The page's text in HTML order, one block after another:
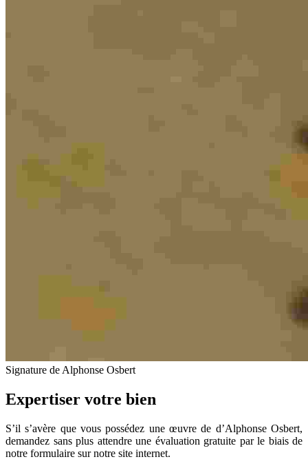
Signature de Alphonse Osbert
Expertiser votre bien
S’il s’avère que vous possédez une œuvre de d’Alphonse Osbert,
demandez sans plus attendre une évaluation gratuite par le biais de
notre formulaire sur notre site internet.